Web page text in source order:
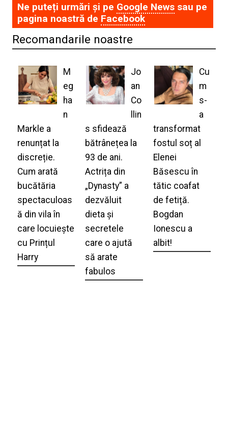
Ne puteți urmări și pe Google Newssau pe
pagina noastră de Facebook
Recomandarile noastre
M
eg
ha
n
Markle a
renunțat la
discreție.
Cum arată
bucătăria
spectaculoas
ă din vila în
care locuiește
cu Prințul
Harry
Jo
an
Co
llin
s sfidează
bătrânețea la
93 de ani.
Actrița din
„Dynasty” a
dezvăluit
dieta și
secretele
care o ajută
să arate
fabulos
Cu
m
s-
a
transformat
fostul soț al
Elenei
Băsescu în
tătic coafat
de fetiță.
Bogdan
Ionescu a
albit!